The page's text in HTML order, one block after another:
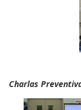
Charlas